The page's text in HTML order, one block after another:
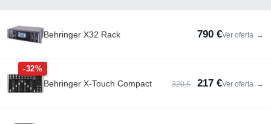
Behringer X32 Rack 790 €Ver oferta →
-32%
Behringer X-Touch Compact 320 € 217 €Ver oferta →